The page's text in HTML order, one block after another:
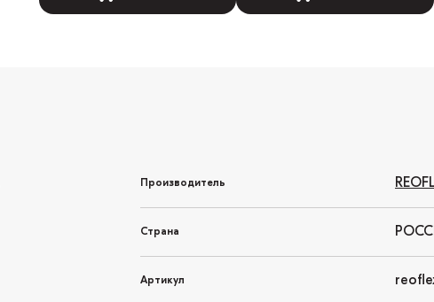
Производитель
Страна
Артикул